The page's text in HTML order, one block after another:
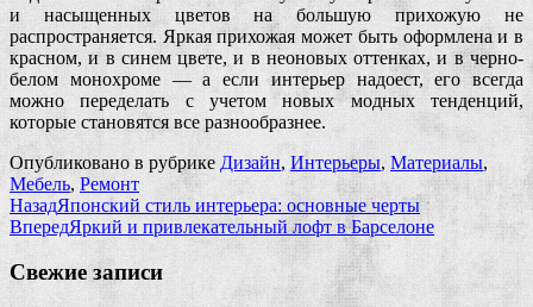
и насыщенных цветов на большую прихожую не
распространяется. Яркая прихожая может быть оформлена и в
красном, и в синем цвете, и в неоновых оттенках, и в черно-
белом монохроме — а если интерьер надоест, его всегда
можно переделать с учетом новых модных тенденций,
которые становятся все разнообразнее.
Опубликовано в рубрике Дизайн, Интерьеры, Материалы,
Мебель, Ремонт
НазадЯпонский стиль интерьера: основные черты
ВпередЯркий и привлекательный лофт в Барселоне
Свежие записи